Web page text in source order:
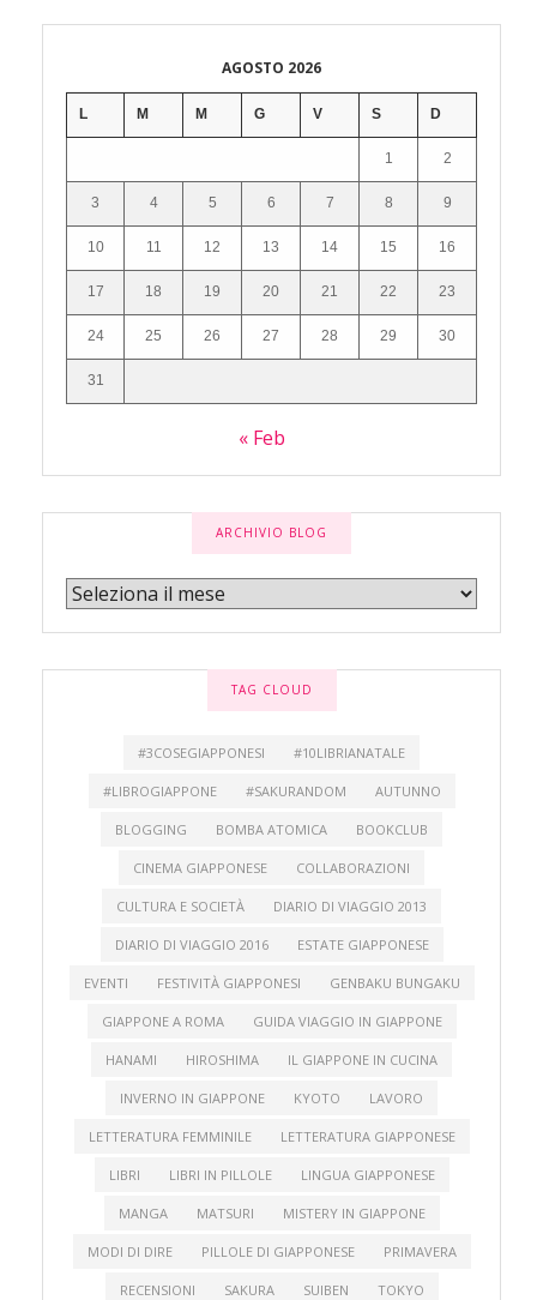
AGOSTO 2026
L M M G V S D
1 2
3 4 5 6 7 8 9
10 11 12 13 14 15 16
17 18 19 20 21 22 23
24 25 26 27 28 29 30
31
« Feb
ARCHIVIO BLOG
TAG CLOUD
#3COSEGIAPPONESI #10LIBRIANATALE
#LIBROGIAPPONE #SAKURANDOM AUTUNNO
BLOGGING BOMBA ATOMICA BOOKCLUB
CINEMA GIAPPONESE COLLABORAZIONI
CULTURA E SOCIETÀ DIARIO DI VIAGGIO 2013
DIARIO DI VIAGGIO 2016 ESTATE GIAPPONESE
EVENTI FESTIVITÀ GIAPPONESI GENBAKU BUNGAKU
GIAPPONE A ROMA GUIDA VIAGGIO IN GIAPPONE
HANAMI HIROSHIMA IL GIAPPONE IN CUCINA
INVERNO IN GIAPPONE KYOTO LAVORO
LETTERATURA FEMMINILE LETTERATURA GIAPPONESE
LIBRI LIBRI IN PILLOLE LINGUA GIAPPONESE
MANGA MATSURI MISTERY IN GIAPPONE
MODI DI DIRE PILLOLE DI GIAPPONESE PRIMAVERA
RECENSIONI SAKURA SUIBEN TOKYO